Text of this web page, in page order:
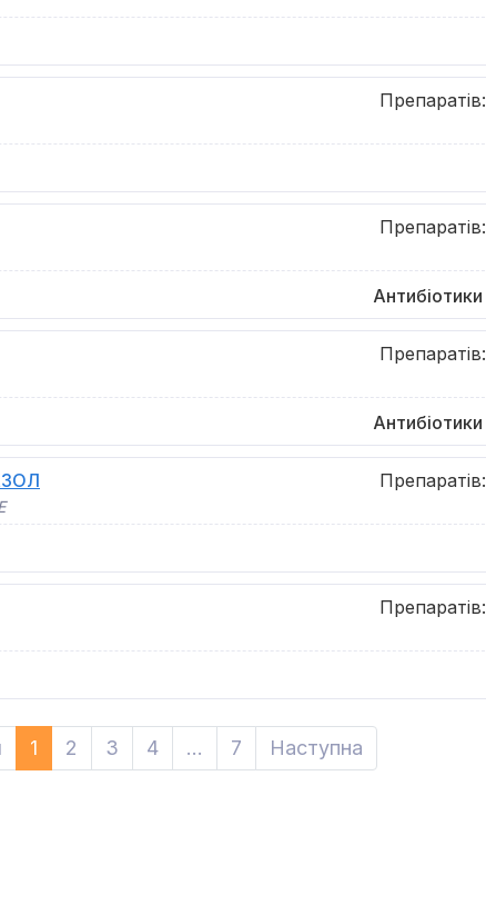
Препаратів:
Препаратів:
Антибіотики
Препаратів:
Антибіотики
Препаратів:
Препаратів:
1 2 3 4 ... 7 Наступна